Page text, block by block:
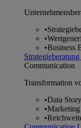
•
•
•Business
Strategieberatung
Communication
Transformation
•Data
•
•